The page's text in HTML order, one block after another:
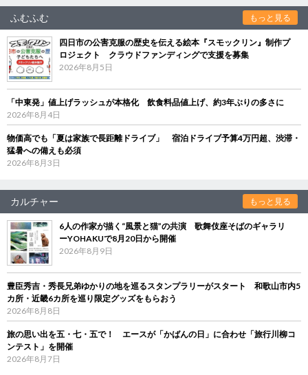
ふむふむ もっと見る
四日市の公害克服の歴史を伝える絵本『スモックリン』制作プ
ロジェクト クラウドファンディングで支援を募集
2026年8月5日
「中東発」値上げラッシュが本格化 飲食料品値上げ、約3年ぶりの多さに
2026年8月4日
物価高でも「夏は家族で長距離ドライブ」 宿泊ドライブ予算4万円超、渋滞・
猛暑への備えも必須
2026年8月3日
カルチャー もっと見る
6人の作家が描く“風景と猫”の共演 歌舞伎座そばのギャラリ
ーYOHAKUで8月20日から開催
2026年8月9日
豊臣秀吉・秀長兄弟ゆかりの地を巡るスタンプラリーがスタート 和歌山市内5
カ所・近畿6カ所を巡り限定グッズをもらおう
2026年8月8日
旅の思い出を五・七・五で！ エースが「かばんの日」に合わせ「旅行川柳コ
ンテスト」を開催
2026年8月7日